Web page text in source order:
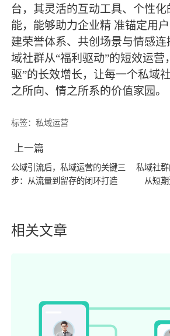
台，其灵活的互动工具、个性化
能，能够助力企业精 准锚定用
建荣誉体系、共创场景与情感
域社群从“福利驱动”的短效运营
驱”的长效增长，让每一个私域
之所向、情之所系的价值家园。
标签：私域运营
上一篇
公域引流后，私域运营的关键三
步：从流量到留存的闭环打造
私域社
从短
相关文章